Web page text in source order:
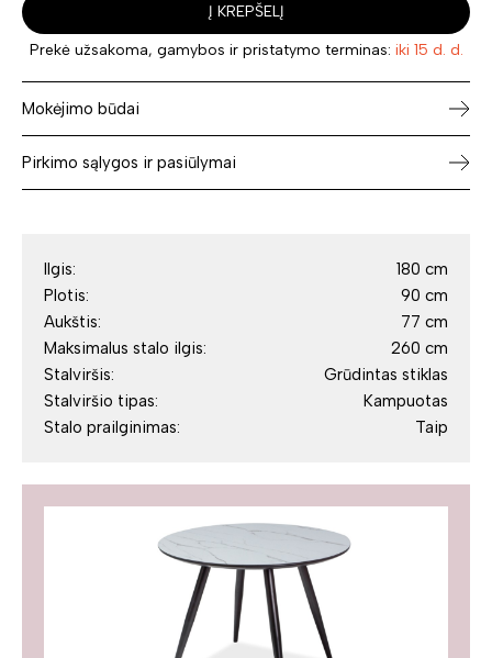
Į KREPŠELĮ
Prekė užsakoma, gamybos ir pristatymo terminas: iki 15 d. d.
Mokėjimo būdai
Pirkimo sąlygos ir pasiūlymai
Ilgis:
180 cm
Plotis:
90 cm
Aukštis:
77 cm
Maksimalus stalo ilgis:
260 cm
Stalviršis:
Grūdintas stiklas
Stalviršio tipas:
Kampuotas
Stalo prailginimas:
Taip